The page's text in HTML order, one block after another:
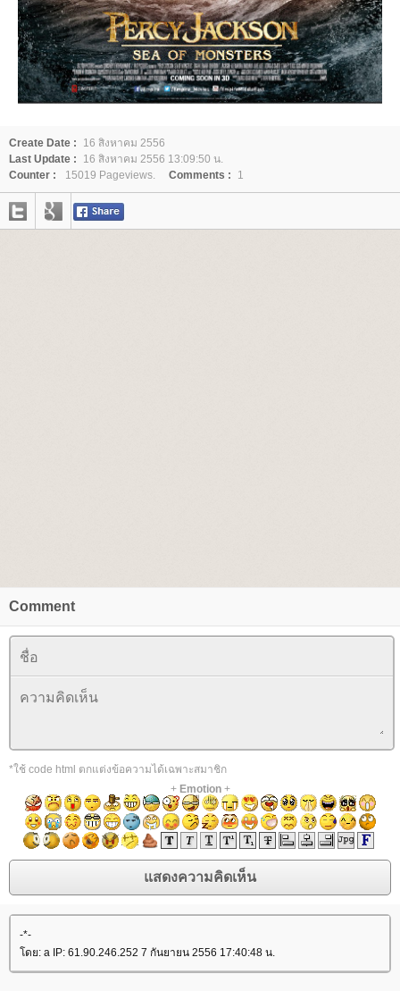
Create Date :
16 สิงหาคม 2556
Last Update :
16 สิงหาคม 2556 13:09:50 น.
Counter :
15019 Pageviews. Comments : 1
Comment
*ใช้ code html ตกแต่งข้อความได้เฉพาะสมาชิก
+ Emotion+
-*-
ดย: a IP: 61.90.246.252 7 กันยายน 2556 17:40:48 น.